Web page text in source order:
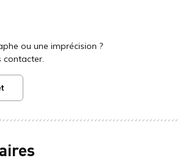
ou une imprécision ?
contacter.